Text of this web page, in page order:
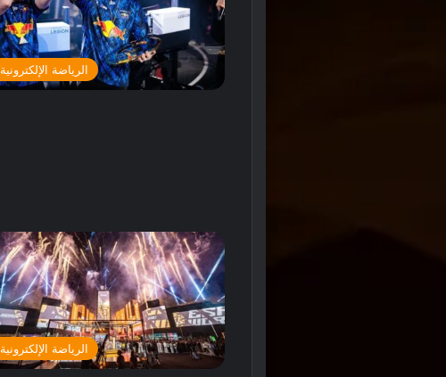
الرياضة الإلكترونية
الرياضة الإلكترونية